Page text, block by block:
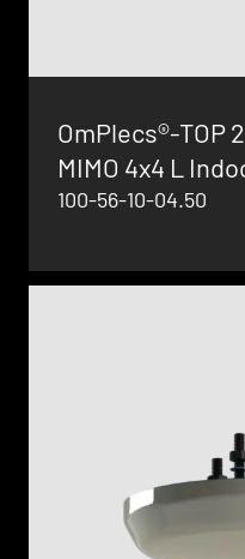
OmPlecs®-TOP
MIMO 4x4 L
100-56-10-04.50